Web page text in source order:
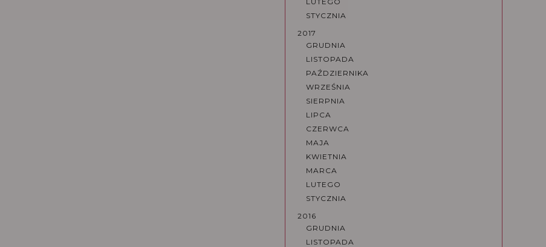
STYCZNIA
2017
GRUDNIA
LISTOPADA
PAŹDZIERNIKA
WRZEŚNIA
SIERPNIA
LIPCA
CZERWCA
MAJA
KWIETNIA
MARCA
LUTEGO
STYCZNIA
2016
GRUDNIA
LISTOPADA